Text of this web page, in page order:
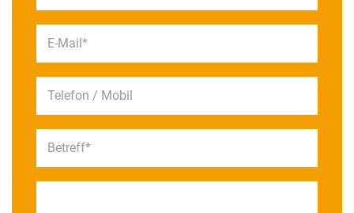
E-Mail*
Telefon / Mobil
Betreff*